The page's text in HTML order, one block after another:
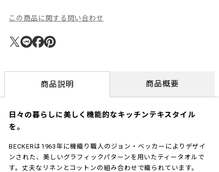
この商品に関する問い合わせ
商品説明 商品概要
日々の暮らしに美しく機能的なキッチンテキスタイル
を。
BECKERは1963年に機織り職人のジョン・ベッカーによりデザイ
ンされた、美しいグラフィックパターンを用いたティータオルで
す。丈夫なリネンとコットンの組み合わせで織られています。